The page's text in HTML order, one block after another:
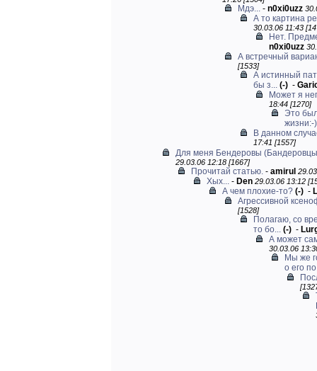
Мдэ... - n0xi0uzz
А то картина
30.03.06 11:43
Нет.
n0xi0uzz
А встречный
[1533]
А истинный
бы з... (-) -
Может я
18:44 [1270]
Это
жизни:-)
В данном
17:41 [1557]
Для меня Бендеровы
29.03.06 12:18 [1667]
Прочитай статью. - amirul
Хых... - Den 29.03.06 13:12
А чем плохие-то? (-) -
Агрессивной
[1528]
Полагаю, со
то бо... (-) -
А может
30.03.06
Мы же
о его